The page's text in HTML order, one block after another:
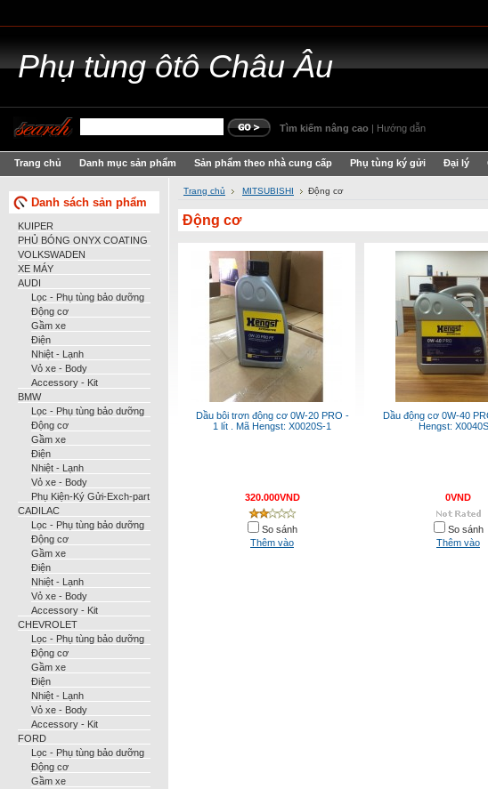
Phụtùng ôtô Châu Âu
Tìm kiếm nâng cao | Hướng dẫn
Trang chủ Danh mục sản phẩm Sản phẩm theo nhà cung cấp Phụ tùng ký gửi Đại lý
Danh sách sản phẩm
KUIPER
PHỦ BÓNG ONYX COATING
VOLKSWADEN
XE MÁY
AUDI
Lọc - Phụ tùng bảo dưỡng
Động cơ
Gầm xe
Điện
Nhiệt - Lạnh
Vỏ xe - Body
Accessory - Kit
BMW
Lọc - Phụ tùng bảo dưỡng
Động cơ
Gầm xe
Điện
Nhiệt - Lạnh
Vỏ xe - Body
Phụ Kiện-Ký Gửi-Exch-part
CADILAC
Lọc - Phụ tùng bảo dưỡng
Động cơ
Gầm xe
Điện
Nhiệt - Lạnh
Vỏ xe - Body
Accessory - Kit
CHEVROLET
Lọc - Phụ tùng bảo dưỡng
Động cơ
Gầm xe
Điện
Nhiệt - Lạnh
Vỏ xe - Body
Accessory - Kit
FORD
Lọc - Phụ tùng bảo dưỡng
Động cơ
Gầm xe
Trang chủ MITSUBISHI Động cơ
Động cơ
Dầu bôi trơn động cơ 0W-20 PRO -
1 lít . Mã Hengst: X0020S-1
320.000VND
So sánh
Thêm vào
Dầu động cơ 0W-40
Hengst:
0VND
So sánh
Thêm vào